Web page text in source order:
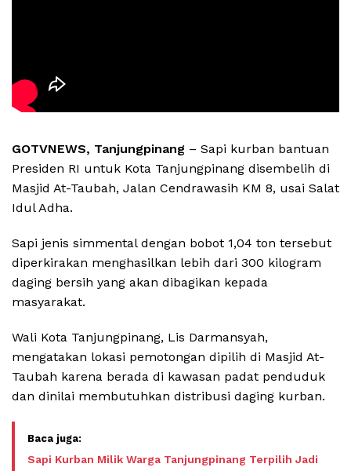
GOTVNEWS, Tanjungpinang – Sapi kurban bantuan
Presiden RI untuk Kota Tanjungpinang disembelih di
Masjid At-Taubah, Jalan Cendrawasih KM 8, usai Salat
Idul Adha.
Sapi jenis simmental dengan bobot 1,04 ton tersebut
diperkirakan menghasilkan lebih dari 300 kilogram
daging bersih yang akan dibagikan kepada
masyarakat.
Wali Kota Tanjungpinang, Lis Darmansyah,
mengatakan lokasi pemotongan dipilih di Masjid At-
Taubah karena berada di kawasan padat penduduk
dan dinilai membutuhkan distribusi daging kurban.
Sapi Kurban Milik Warga Tanjungpinang Terpilih Jadi